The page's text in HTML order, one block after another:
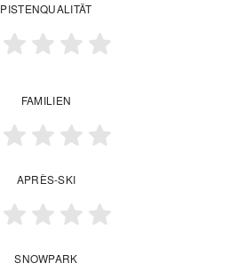
PISTENQUALITÄT
FAMILIEN
APRÈS-SKI
SNOWPARK